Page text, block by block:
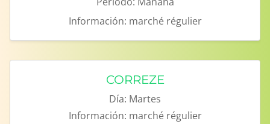
Información: marché régulier
CORREZE
Día: Martes
Información: marché régulier